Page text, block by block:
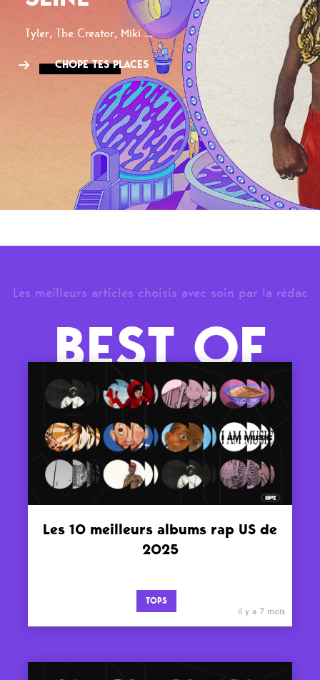
Tyler, The Creator, Miki ...
CHOPE TES PLACES
Les meilleurs articles choisis avec soin par la rédac
BEST OF
Les 10 meilleurs albums rap US de
2025
TOPS
il y a 7 mois